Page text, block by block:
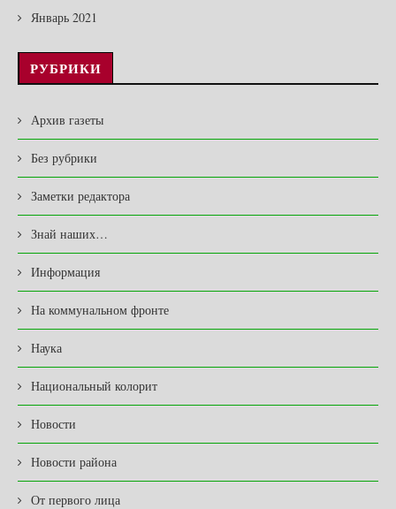
Январь 2021
РУБРИКИ
Архив газеты
Без рубрики
Заметки редактора
Знай наших…
Информация
На коммунальном фронте
Наука
Национальный колорит
Новости
Новости района
От первого лица